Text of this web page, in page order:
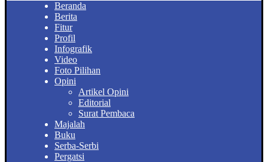
Beranda
Berita
Fitur
Profil
Infografik
Video
Foto Pilihan
Opini
Artikel Opini
Editorial
Surat Pembaca
Majalah
Buku
Serba-Serbi
Pergatsi